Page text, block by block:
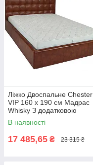
Ліжко Двоспальне Chester
VIP 160 х 190 см Мадрас
Whisky З додатковою
металевою цільнозварною
рамою Коричневий
В наявності
17 485,65 ₴ 23 315 ₴